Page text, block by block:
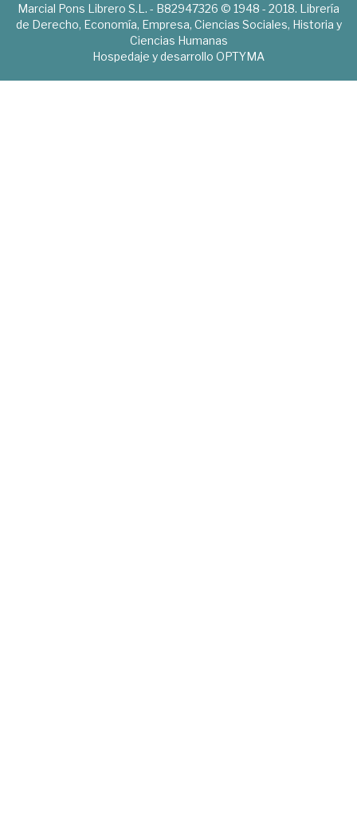
Marcial Pons Librero S.L. - B82947326 © 1948 - 2018. Librería
de Derecho, Economía, Empresa, Ciencias Sociales, Historia y
Ciencias Humanas
Hospedaje y desarrollo OPTYMA